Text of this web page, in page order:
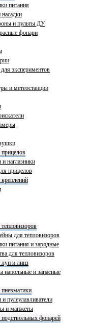
питания
и пульты ДУ
фонари
экспериментов
и метеостанции
наглазники
прицелов
для тепловизоров
питания и зарядные
для тепловизоров
и линз
напольные и запасные
пулеулавливатели
и манжеты
фонарей